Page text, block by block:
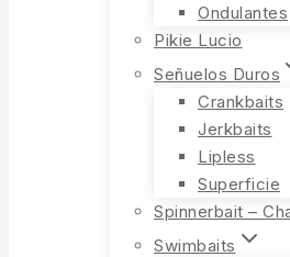
Ondulantes
Pikie Lucio
Señuelos Duros
Crankbaits
Jerkbaits
Lipless
Superficie
Spinnerbait –
Swimbaits